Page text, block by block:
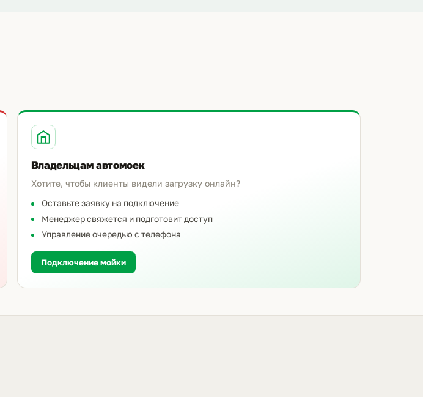
Владельцам автомоек
Хотите, чтобы клиенты видели загрузку онлайн?
Оставьте заявку на подключение
Менеджер свяжется и подготовит доступ
Управление очередью с телефона
Подключение мойки